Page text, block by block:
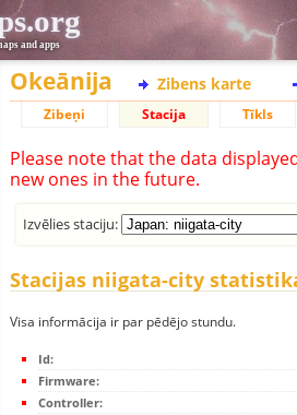
and apps
Okeānija Zibens karte
Zibeņi Stacija Tīkls
Please note that the data
new ones in the future.
Izvēlies staciju:
Stacijas niigata-city
Visa informācija ir par pēdējo stundu.
Id:
Firmware:
Controller: